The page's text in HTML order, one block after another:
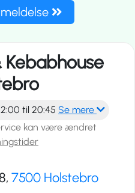
til 20:45 Se mere
kan være ændret
7500 Holstebro